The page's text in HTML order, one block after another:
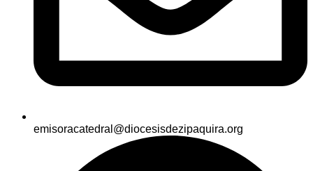
emisoracatedral@diocesisdezipaquira.org